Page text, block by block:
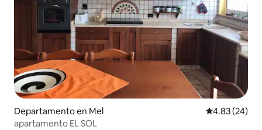
Departamento en Mel Calificación
4.83 (24)
apartamento EL SOL